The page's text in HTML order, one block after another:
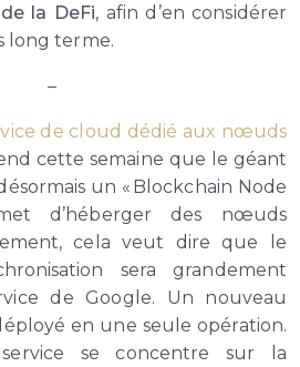
la DeFi, afin d’en considérer
long terme.
–
de cloud dédié aux nœuds
cette semaine que le géant
un « Blockchain Node
d’héberger des nœuds
cela veut dire que le
sera grandement
de Google. Un nouveau
en une seule opération.
se concentre sur la